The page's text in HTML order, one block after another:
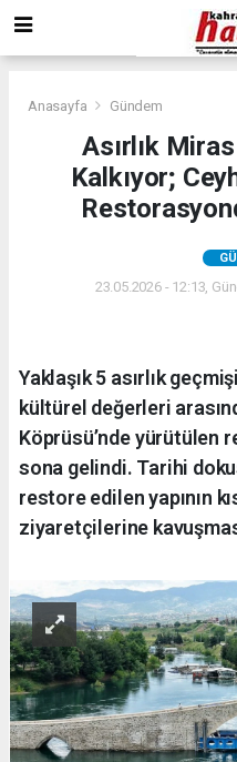
Anasayfa Gündem
Asırlık
Kalkıyor;
23.05.2026 - 12:13,
Yaklaşık 5 asırlık
kültürel değerleri
Köprüsü’nde yürütülen
sona gelindi. Tarihi
restore edilen yapının
ziyaretçilerine